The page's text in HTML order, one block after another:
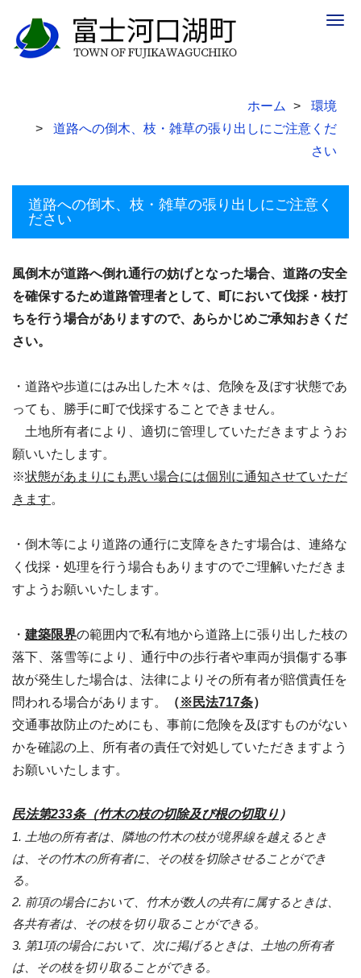
ホーム
環境
道路への倒木、枝・雑草の張り出しにご注意くだ
さい
道路への倒木、枝・雑草の張り出しにご注意く
ださい
風倒木が道路へ倒れ通行の妨げとなった場合、道路の安全
を確保するため道路管理者として、町において伐採・枝打
ちを行う場合がありますので、あらかじめご承知おきくだ
さい。
・道路や歩道にはみ出した木々は、危険を及ぼす状態であ
っても、勝手に町で伐採することできません。
土地所有者により、適切に管理していただきますようお
願いいたします。
※状態があまりにも悪い場合には個別に通知させていただ
きます。
・倒木等により道路の通行に支障をきたす場合は、連絡な
く伐採・処理を行う場合もありますのでご理解いただきま
すようお願いいたします。
・ 建築限界の範囲内で私有地から道路上に張り出した枝の
落下、落雪等により、通行中の歩行者や車両が損傷する事
故が発生した場合は、法律によりその所有者が賠償責任を
問われる場合があります。
（※民法717条）
交通事故防止のためにも、事前に危険を及ぼすものがない
かを確認の上、所有者の責任で対処していただきますよう
お願いいたします。
民法第233条（竹木の枝の切除及び根の切取り ）
1. 土地の所有者は、隣地の竹木の枝が境界線を越えるとき
は、その竹木の所有者に、その枝を切除させることができ
る。
2. 前項の場合において、竹木が数人の共有に属するときは、
各共有者は、その枝を切り取ることができる。
3. 第1項の場合において、次に掲げるときは、土地の所有者
は、その枝を切り取ることができる。